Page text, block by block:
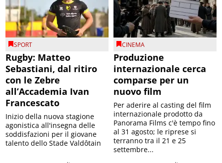
SPORT
Rugby: Matteo
Sebastiani, dal ritiro
con le Zebre
all’Accademia Ivan
Francescato
Inizio della nuova stagione
agonistica all'insegna delle
soddisfazioni per il giovane
talento dello Stade Valdôtain
CINEMA
Produzione
internazionale cerca
comparse per un
nuovo film
Per aderire al casting del film
internazionale prodotto da
Panorama Films c'è tempo fino
al 31 agosto; le riprese si
terranno tra il 21 e 25
settembre...